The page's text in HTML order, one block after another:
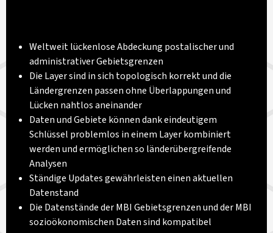
Weltweit lückenlose Abdeckung postalischer und
administrativer Gebietsgrenzen
Die Layer sind in sich topologisch korrekt und die
Ländergrenzen passen ohne Überlappungen und
Lücken nahtlos aneinander
Daten und Gebiete können dank eindeutigem
Schlüssel problemlos in einem Layer kombiniert
werden und ermöglichen so länderübergreifende
Analysen
Ständige Updates gewährleisten einen aktuellen
Datenstand
Die Datenstände der MBI Gebietsgrenzen und der MBI
sozioökonomischen Daten sind kompatibel